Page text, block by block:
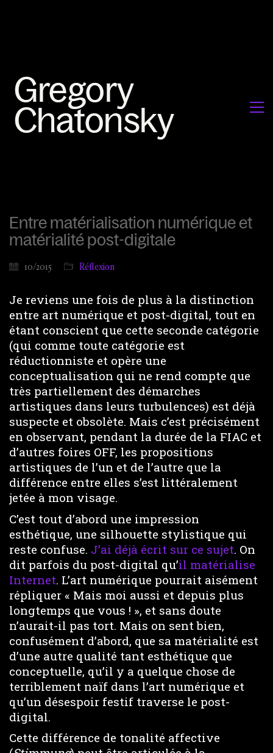
Entre matérialisation numérique et
matérialité post-digitale
10/2015 Réflexion
Je reviens une fois de plus à la distinction
entre art numérique et post-digital, tout en
étant conscient que cette seconde catégorie
(qui comme toute catégorie est
réductionniste et opère une
conceptualisation qui ne rend compte que
très partiellement des démarches
artistiques dans leurs turbulences) est déjà
suspecte et obsolète. Mais c’est précisément
en observant, pendant la durée de la FIAC et
d’autres foires OFF, les propositions
artistiques de l’un et de l’autre que la
différence entre elles s’est littéralement
jetée à mon visage.
C’est tout d’abord une impression
esthétique, une silhouette stylistique qui
reste confuse. J’ai déjà écrit sur ce sujet. On
dit parfois du post-digital qu’il matérialise
Internet. L’art numérique pourrait aisément
répliquer « Mais moi aussi et depuis plus
longtemps que vous ! », et sans doute
n’aurait-il pas tort. Mais on sent bien,
confusément d’abord, que sa matérialité est
d’une autre qualité tant esthétique que
conceptuelle, qu’il y a quelque chose de
terriblement naïf dans l’art numérique et
qu’un désespoir festif traverse le post-
digital.
Cette différence de tonalité affective